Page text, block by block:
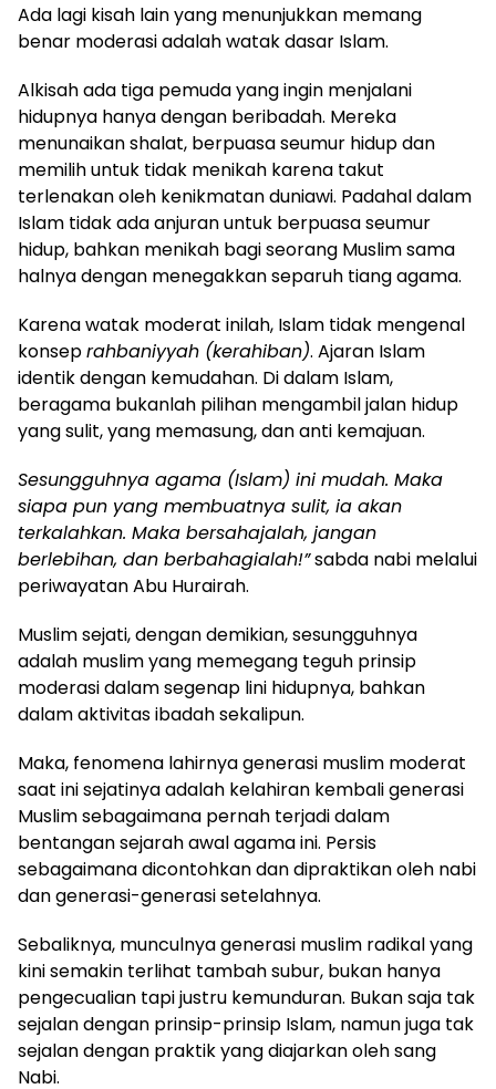
Ada lagi kisah lain yang menunjukkan memang
benar moderasi adalah watak dasar Islam.
Alkisah ada tiga pemuda yang ingin menjalani
hidupnya hanya dengan beribadah. Mereka
menunaikan shalat, berpuasa seumur hidup dan
memilih untuk tidak menikah karena takut
terlenakan oleh kenikmatan duniawi. Padahal dalam
Islam tidak ada anjuran untuk berpuasa seumur
hidup, bahkan menikah bagi seorang Muslim sama
halnya dengan menegakkan separuh tiang agama.
Karena watak moderat inilah, Islam tidak mengenal
konseprahbaniyyah (kerahiban). Ajaran Islam
identik dengan kemudahan. Di dalam Islam,
beragama bukanlah pilihan mengambil jalan hidup
yang sulit, yang memasung, dan anti kemajuan.
Sesungguhnya agama (Islam) ini mudah. Maka
siapa pun yang membuatnya sulit, ia akan
terkalahkan. Maka bersahajalah, jangan
berlebihan, dan berbahagialah!”sabda nabi melalui
periwayatan Abu Hurairah.
Muslim sejati, dengan demikian, sesungguhnya
adalah muslim yang memegang teguh prinsip
moderasi dalam segenap lini hidupnya, bahkan
dalam aktivitas ibadah sekalipun.
Maka, fenomena lahirnya generasi muslim moderat
saat ini sejatinya adalah kelahiran kembali generasi
Muslim sebagaimana pernah terjadi dalam
bentangan sejarah awal agama ini. Persis
sebagaimana dicontohkan dan dipraktikan oleh nabi
dan generasi-generasi setelahnya.
Sebaliknya, munculnya generasi muslim radikal yang
kini semakin terlihat tambah subur, bukan hanya
pengecualian tapi justru kemunduran. Bukan saja tak
sejalan dengan prinsip-prinsip Islam, namun juga tak
sejalan dengan praktik yang diajarkan oleh sang
Nabi.